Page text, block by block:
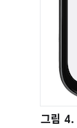
그림 4.